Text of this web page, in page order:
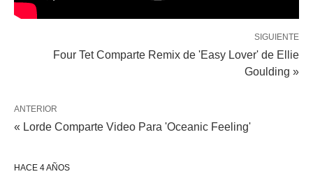
SIGUIENTE
Four Tet Comparte Remix de 'Easy Lover' de Ellie
Goulding »
ANTERIOR
« Lorde Comparte Video Para 'Oceanic Feeling'
HACE 4 AÑOS